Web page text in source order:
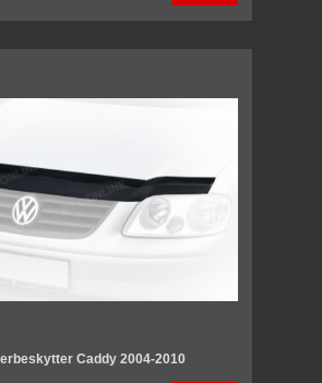
Caddy 2004-2010